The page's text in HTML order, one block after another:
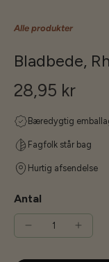
Alle produkter
Bladbede,
28,95 kr
Bæredygtig
Fagfolk står bag
Hurtig afsendelse
Antal